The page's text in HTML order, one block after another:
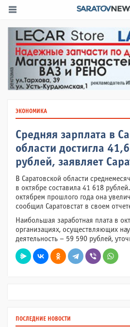
ЭКОНОМИКА
Средняя зарплата в
области достигла
рублей, заявляет
В Саратовской области
в октябре составила 41 618
октябрем прошлого года она
сообщил Саратовстат в своем
Наибольшая заработная плата в
организациях, осуществляющих
деятельность – 59 590 рублей,
ПОСЛЕДНИЕ НОВОСТИ